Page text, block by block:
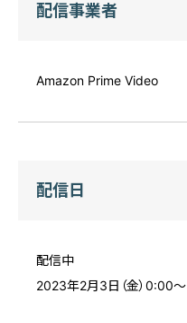
配信事業者
Amazon Prime Video
配信日
配信中
2023年2月3日（金）0:00～